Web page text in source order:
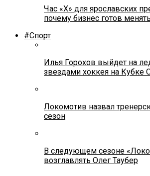
Час «Х» для ярославских
почему бизнес готов
#Спорт
Илья Горохов выйдет на
звездами хоккея на Кубке
Локомотив назвал
сезон
В следующем сезоне
возглавлять Олег Таубер